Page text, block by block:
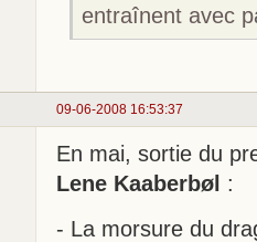
entraînent avec
09-06-2008 16:53:37
En mai, sortie du
Lene Kaaberbøl :
- La morsure du